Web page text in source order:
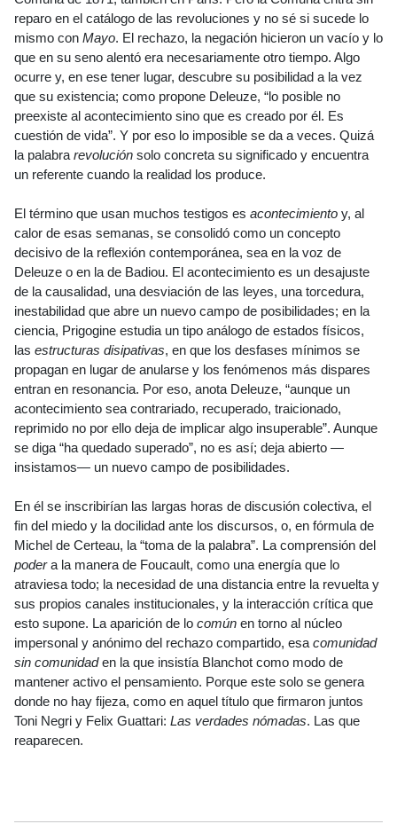
reparo en el catálogo de las revoluciones y no sé si sucede lo
mismo con Mayo. El rechazo, la negación hicieron un vacío y lo
que en su seno alentó era necesariamente otro tiempo. Algo
ocurre y, en ese tener lugar, descubre su posibilidad a la vez
que su existencia; como propone Deleuze, “lo posible no
preexiste al acontecimiento sino que es creado por él. Es
cuestión de vida”. Y por eso lo imposible se da a veces. Quizá
la palabrarevolución solo concreta su significado y encuentra
un referente cuando la realidad los produce.
El término que usan muchos testigos es acontecimiento y, al
calor de esas semanas, se consolidó como un concepto
decisivo de la reflexión contemporánea, sea en la voz de
Deleuze o en la de Badiou. El acontecimiento es un desajuste
de la causalidad, una desviación de las leyes, una torcedura,
inestabilidad que abre un nuevo campo de posibilidades; en la
ciencia, Prigogine estudia un tipo análogo de estados físicos,
las estructuras disipativas, en que los desfases mínimos se
propagan en lugar de anularse y los fenómenos más dispares
entran en resonancia. Por eso, anota Deleuze, “aunque un
acontecimiento sea contrariado, recuperado, traicionado,
reprimido no por ello deja de implicar algo insuperable”. Aunque
se diga “ha quedado superado”, no es así; deja abierto —
insistamos— un nuevo campo de posibilidades.
En él se inscribirían las largas horas de discusión colectiva, el
fin del miedo y la docilidad ante los discursos, o, en fórmula de
Michel de Certeau, la “toma de la palabra”. La comprensión del
podera la manera de Foucault, como una energía que lo
atraviesa todo; la necesidad de una distancia entre la revuelta y
sus propios canales institucionales, y la interacción crítica que
esto supone. La aparición de lo común en torno al núcleo
impersonal y anónimo del rechazo compartido, esacomunidad
sin comunidaden la que insistía Blanchot como modo de
mantener activo el pensamiento. Porque este solo se genera
donde no hay fijeza, como en aquel título que firmaron juntos
Toni Negri y Felix Guattari: Las verdades nómadas. Las que
reaparecen.